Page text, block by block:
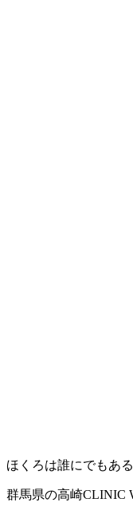
ほくろは誰にでもあ
群馬県の高崎CLINIC